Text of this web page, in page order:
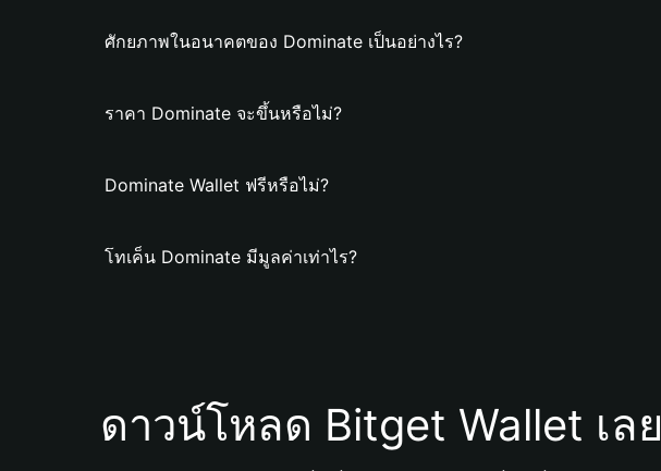
ศักยภาพในอนาคตของ Dominate เป็นอย่างไร?
ราคา Dominate จะขึ้นหรือไม่?
Dominate Wallet ฟรีหรือไม่?
โทเค็น Dominate มีมูลค่าเท่าไร?
ดาวน์โหลด Bitget Wallet เลย